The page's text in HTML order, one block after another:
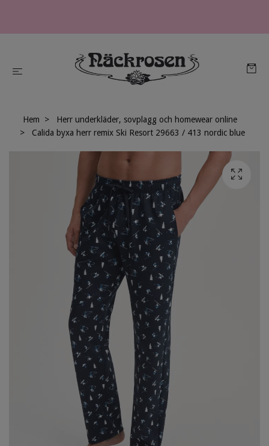
Hem
Herr underkläder, sovplagg och homewear online
Calida byxa herr remix Ski Resort 29663 / 413 nordic blue